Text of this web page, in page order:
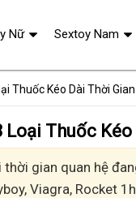
Thuốc Kéo Dài Thời
Loại Thuốc
thời gian quan hệ
Viagra, Rocket
Nữ Sextoy Nam